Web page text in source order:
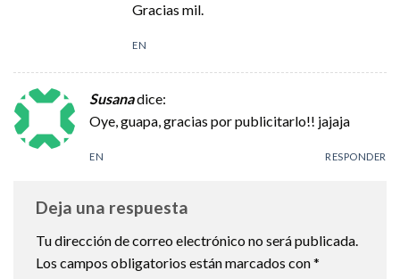
Gracias mil.
EN
Susanadice:
Oye, guapa, gracias por publicitarlo!! jajaja
EN RESPONDER
Deja una respuesta
Tu dirección de correo electrónico no será publicada.
Los campos obligatorios están marcados con*